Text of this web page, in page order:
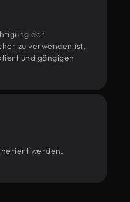
der
zu verwenden ist,
und gängigen
werden.